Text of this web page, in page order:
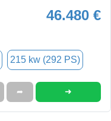
46.480 €
215 kw (292 PS)
➦ ➜